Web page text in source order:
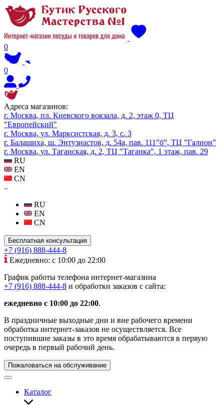
0
0
Адреса магазинов:
г. Москва, пл. Киевского вокзала, д. 2, этаж 0, ТЦ
"Европейский"
г. Москва, ул. Марксистская, д. 3, с. 3
г. Балашиха, ш. Энтузиастов, д. 54а, пав. 111”б”, ТЦ ”Галион”
г. Москва, ул. Таганская, д. 2, ТЦ "Таганка", 1 этаж, пав. 29
RU
EN
CN
RU
EN
CN
Бесплатная консультация
+7 (916) 888-444-8
Ежедневно: с 10:00 до 22:00
График работы телефона интернет-магазина
+7 (916) 888-444-8 и обработки заказов с сайта:
ежедневно с 10:00 до 22:00.
В праздничные выходные дни и вне рабочего времени
обработка интернет-заказов не осуществляется. Все
поступившие заказы в это время обрабатываются в первую
очередь в первый рабочий день.
Пожаловаться на обслуживание
Каталог